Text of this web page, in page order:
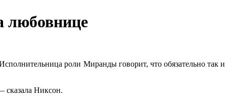
любовнице
роли Миранды говорит, что обязательно так и
сказала Никсон.